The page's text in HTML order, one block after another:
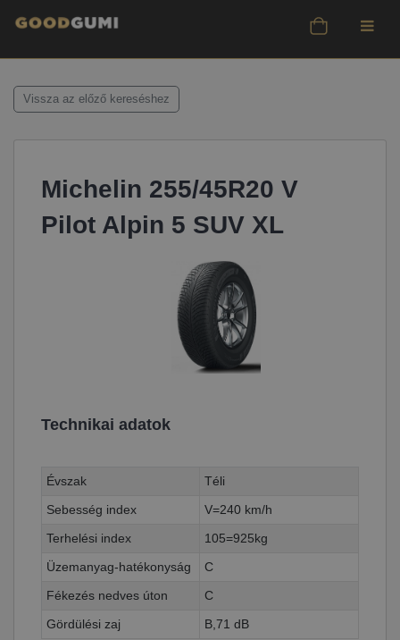
Vissza az előző kereséshez
Michelin 255/45R20 V
Pilot Alpin 5 SUV XL
Technikai adatok
Évszak
Téli
Sebesség index
V=240 km/h
Terhelési index
105=925kg
Üzemanyag-hatékonyság
C
Fékezés nedves úton
C
Gördülési zaj
B,71 dB